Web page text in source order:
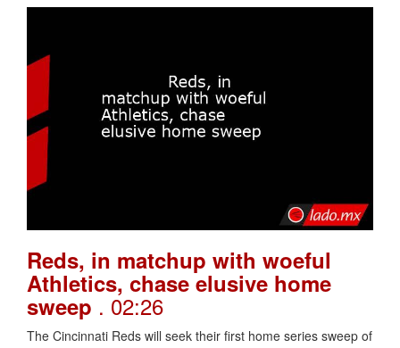
Reds, in matchup with woeful
Athletics, chase elusive home
sweep . 02:26
The Cincinnati Reds will seek their first home series sweep of